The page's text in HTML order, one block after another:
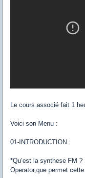
Le cours associé fait 1
Voici son Menu :
01-INTRODUCTION :
*Qu’est la synthese FM
Operator,que permet